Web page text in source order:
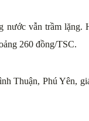
nước vẫn trầm lặng.
260 đồng/TSC.
Thuận, Phú Yên,